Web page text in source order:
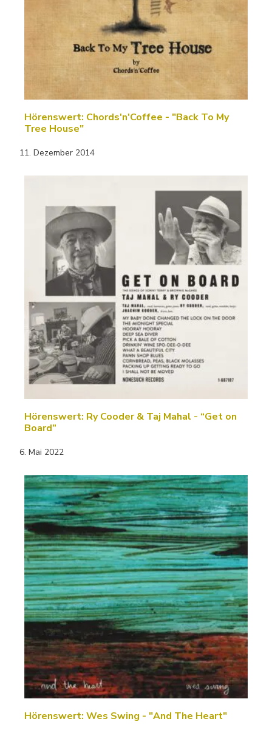
Hörenswert: Chords'n'Coffee - "Back To My
Tree House"
11. Dezember 2014
Hörenswert: Ry Cooder & Taj Mahal - “Get on
Board”
6. Mai 2022
Hörenswert: Wes Swing - "And The Heart"